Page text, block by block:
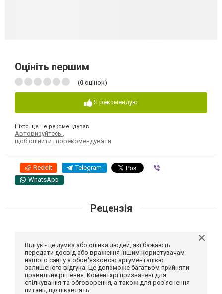
Оцініть першим
(0 оцінок)
Я рекомендую
Ніхто ще не рекомендував
Авторизуйтесь
щоб оцінити і порекомендувати
Reddit Telegram
WhatsApp
Рецензія
Відгук - це думка або оцінка людей, які бажають
передати досвід або враження іншим користувачам
нашого сайту з обов'язковою аргументацією
залишеного відгука. Це допоможе багатьом прийняти
правильне рішення. Коментарі призначені для
спілкування та обговорення, а також для роз'яснення
питань, що цікавлять.